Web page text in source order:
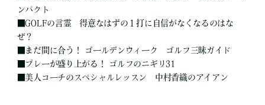
ンパクト
■GOLFの言霊 得意なはずの１打に自信がなくなるのはな
ぜ？
まだ間に合う！ ゴールデンウィーク ゴルフ三昧ガイド
プレーが盛り上がる！ ゴルフのニギリ31
■美人コーチのスペシャルレッスン 中村香織のアイアン